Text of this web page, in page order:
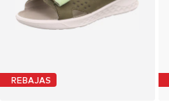
REBAJAS